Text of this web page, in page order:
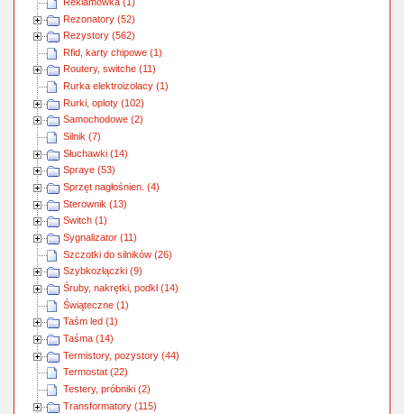
Rezonatory (52)
Rezystory (562)
Rfid, karty chipowe (1)
Routery, switche (11)
Rurka elektroizolacy (1)
Rurki, oploty (102)
Samochodowe (2)
Silnik (7)
Słuchawki (14)
Spraye (53)
Sprzęt nagłośnien. (4)
Sterownik (13)
Switch (1)
Sygnalizator (11)
Szczotki do silników (26)
Szybkozłączki (9)
Śruby, nakrętki, podkł (14)
Świąteczne (1)
Taśm led (1)
Taśma (14)
Termistory, pozystory (44)
Termostat (22)
Testery, próbniki (2)
Transformatory (115)